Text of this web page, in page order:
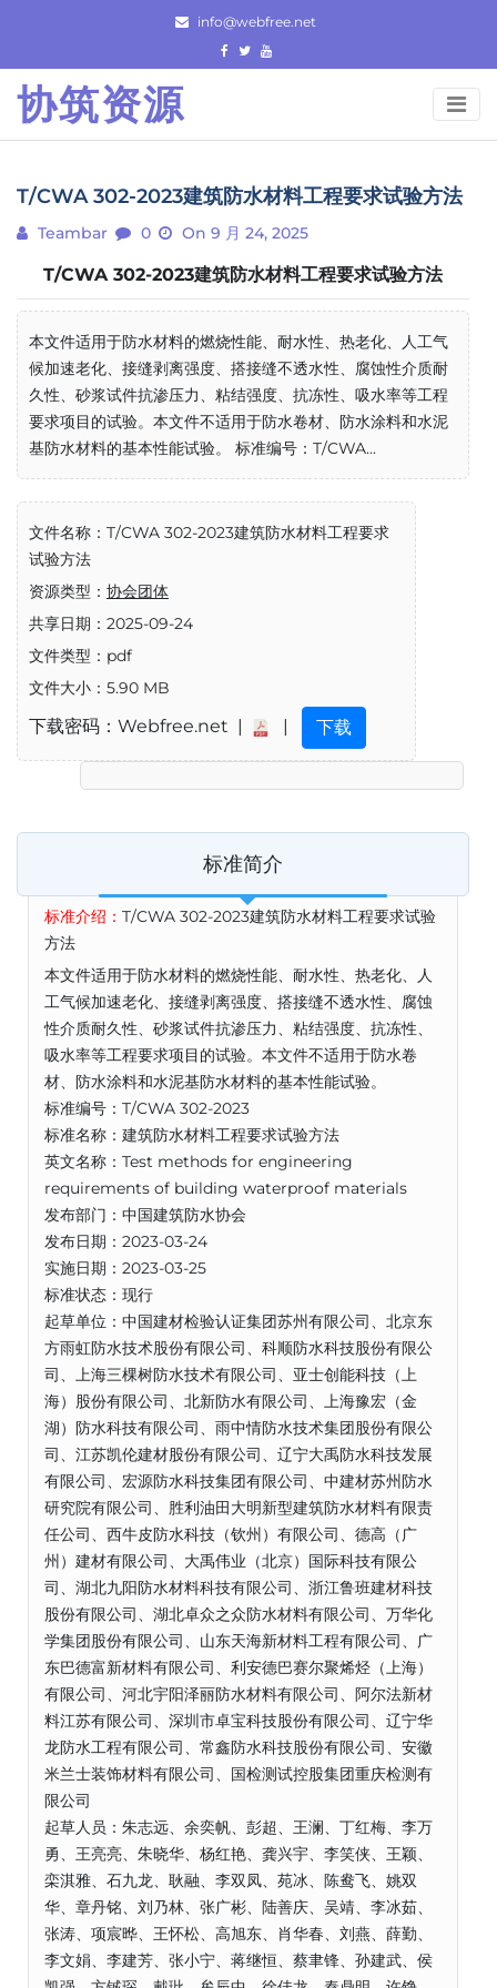
content
info@webfree.net
协筑资源
T/CWA 302-2023建筑防水材料工程要求试验方法
Teambar 0 On 9 月 24, 2025
T/CWA 302-2023建筑防水材料工程要求试验方法
本文件适用于防水材料的燃烧性能、耐水性、热老化、人工气
候加速老化、接缝剥离强度、搭接缝不透水性、腐蚀性介质耐
久性、砂浆试件抗渗压力、粘结强度、抗冻性、吸水率等工程
要求项目的试验。本文件不适用于防水卷材、防水涂料和水泥
基防水材料的基本性能试验。 标准编号：T/CWA...
文件名称：T/CWA 302-2023建筑防水材料工程要求
试验方法
资源类型： 协会团体
共享日期：2025-09-24
文件类型：pdf
文件大小：5.90 MB
下载密码：Webfree.net | | 下载
标准简介
标准介绍： T/CWA 302-2023建筑防水材料工程要求试验
方法
本文件适用于防水材料的燃烧性能、耐水性、热老化、人
工气候加速老化、接缝剥离强度、搭接缝不透水性、腐蚀
性介质耐久性、砂浆试件抗渗压力、粘结强度、抗冻性、
吸水率等工程要求项目的试验。本文件不适用于防水卷
材、防水涂料和水泥基防水材料的基本性能试验。
标准编号：T/CWA 302-2023
标准名称：建筑防水材料工程要求试验方法
英文名称：Test methods for engineering
requirements of building waterproof materials
发布部门：中国建筑防水协会
发布日期：2023-03-24
实施日期：2023-03-25
标准状态：现行
起草单位：中国建材检验认证集团苏州有限公司、北京东
方雨虹防水技术股份有限公司、科顺防水科技股份有限公
司、上海三棵树防水技术有限公司、亚士创能科技（上
海）股份有限公司、北新防水有限公司、上海豫宏（金
湖）防水科技有限公司、雨中情防水技术集团股份有限公
司、江苏凯伦建材股份有限公司、辽宁大禹防水科技发展
有限公司、宏源防水科技集团有限公司、中建材苏州防水
研究院有限公司、胜利油田大明新型建筑防水材料有限责
任公司、西牛皮防水科技（钦州）有限公司、德高（广
州）建材有限公司、大禹伟业（北京）国际科技有限公
司、湖北九阳防水材料科技有限公司、浙江鲁班建材科技
股份有限公司、湖北卓众之众防水材料有限公司、万华化
学集团股份有限公司、山东天海新材料工程有限公司、广
东巴德富新材料有限公司、利安德巴赛尔聚烯烃（上海）
有限公司、河北宇阳泽丽防水材料有限公司、阿尔法新材
料江苏有限公司、深圳市卓宝科技股份有限公司、辽宁华
龙防水工程有限公司、常鑫防水科技股份有限公司、安徽
米兰士装饰材料有限公司、国检测试控股集团重庆检测有
限公司
起草人员：朱志远、余奕帆、彭超、王澜、丁红梅、李万
勇、王亮亮、朱晓华、杨红艳、龚兴宇、李笑侠、王颖、
栾淇雅、石九龙、耿融、李双凤、苑冰、陈鸯飞、姚双
华、章丹铭、刘乃林、张广彬、陆善庆、吴靖、李冰茹、
张涛、项宸晔、王怀松、高旭东、肖华春、刘燕、薛勤、
李文娟、李建芳、张小宁、蒋继恒、蔡聿锋、孙建武、侯